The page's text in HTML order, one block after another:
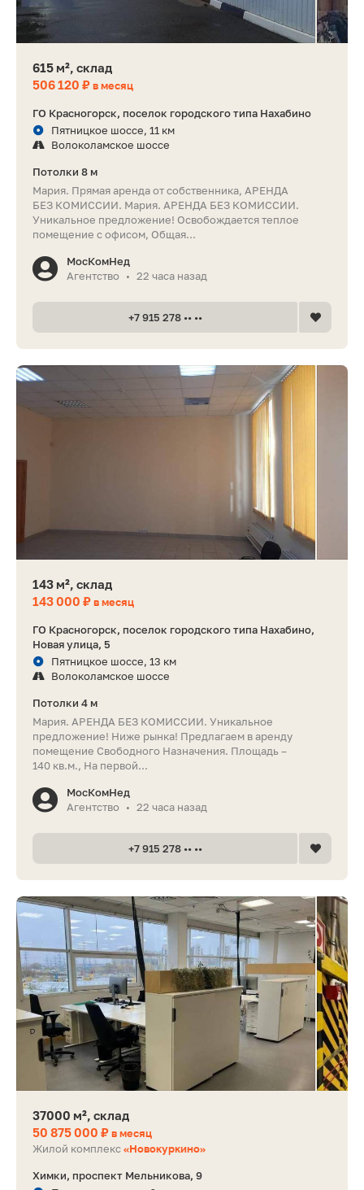
615 м², склад
506 120 ₽в месяц
ГО Красногорск, поселок городского типа Нахабино
Пятницкое шоссе, 11 км
Волоколамское шоссе
Потолки 8 м
Мария. Прямая аренда от собственника, АРЕНДА
БЕЗ КОМИССИИ. Мария. АРЕНДА БЕЗ КОМИССИИ.
Уникальное предложение! Освобождается теплое
помещение с офисом, Общая...
МосКомНед
Агентство
• 22 часа назад
+7 915 278 •• ••
143 м², склад
143 000 ₽в месяц
ГО Красногорск, поселок городского типа Нахабино,
Новая улица, 5
Пятницкое шоссе, 13 км
Волоколамское шоссе
Потолки 4 м
Мария. АРЕНДА БЕЗ КОМИССИИ. Уникальное
предложение! Ниже рынка! Предлагаем в аренду
помещение Свободного Назначения. Площадь –
140 кв.м., На первой...
МосКомНед
Агентство
• 22 часа назад
+7 915 278 •• ••
37000 м², склад
50 875 000 ₽в месяц
Жилой комплекс«Новокуркино»
Химки, проспект Мельникова, 9